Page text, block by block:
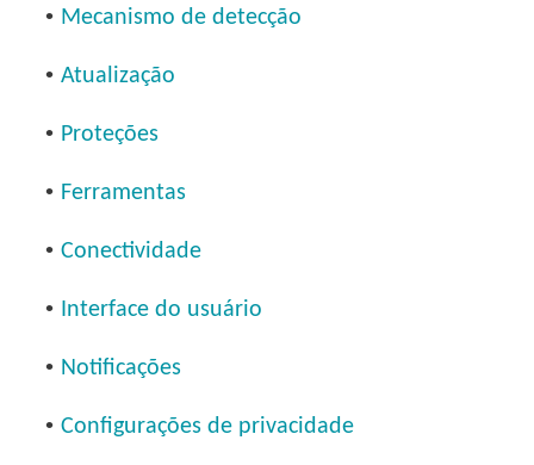
• Mecanismo de detecção
• Atualização
• Proteções
• Ferramentas
• Conectividade
• Interface do usuário
• Notificações
• Configurações de privacidade